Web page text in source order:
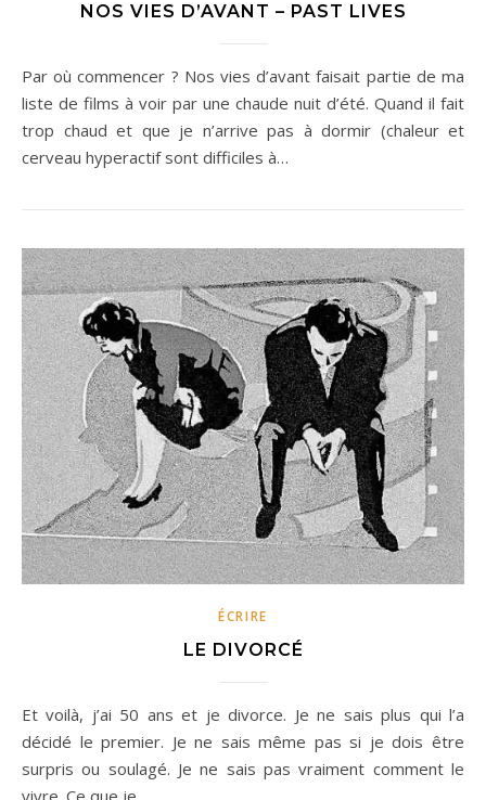
NOS VIES D’AVANT – PAST LIVES
Par où commencer ? Nos vies d’avant faisait partie de ma
liste de films à voir par une chaude nuit d’été. Quand il fait
trop chaud et que je n’arrive pas à dormir (chaleur et
cerveau hyperactif sont difficiles à…
ÉCRIRE
LE DIVORCÉ
Et voilà, j’ai 50 ans et je divorce. Je ne sais plus qui l’a
décidé le premier. Je ne sais même pas si je dois être
surpris ou soulagé. Je ne sais pas vraiment comment le